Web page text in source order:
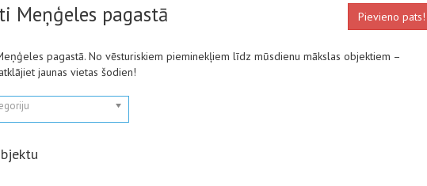
Meņģeles pagastā Pievieno pats!
pagastā. No vēsturiskiem pieminekļiem līdz mūsdienu mākslas objektiem –
jaunas vietas šodien!